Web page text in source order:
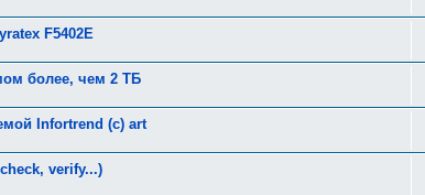
F5402E
более, чем 2 ТБ
Infortrend (c) art
verify...)